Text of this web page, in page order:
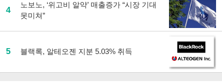
4
노보노, ‘위고비 알약’ 매출증가 “시장 기대
못미쳐”
5 블랙록, 알테오젠 지분 5.03% 취득